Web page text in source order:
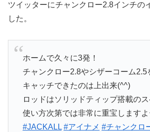
ツイッターにチャンクロー2.8インチの
した。
ホームで久々に3発！
チャンクロー2.8やシザーコーム2.5
キャッチできたのは上出来(^^)
ロッドはソリッドティップ搭載のス
使い方次第では非常に重宝しますよ
#JACKALL #アイナメ #チャンクロ